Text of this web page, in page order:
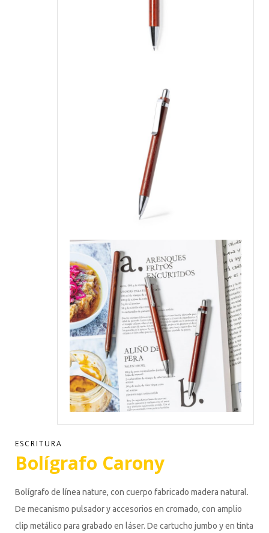
ESCRITURA
Bolígrafo Carony
Bolígrafo de línea nature, con cuerpo fabricado madera natural.
De mecanismo pulsador y accesorios en cromado, con amplio
clip metálico para grabado en láser. De cartucho jumbo y en tinta